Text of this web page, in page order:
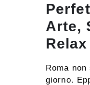
Arte,
Relax
Roma
giorno.